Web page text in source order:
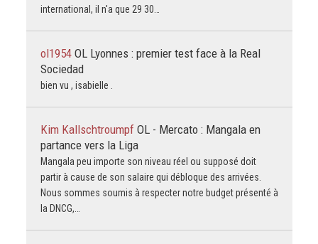
international, il n'a que 29 30…
ol1954 OL Lyonnes : premier test face à la Real
Sociedad
bien vu , isabielle .
Kim Kallschtroumpf OL - Mercato : Mangala en
partance vers la Liga
Mangala peu importe son niveau réel ou supposé doit
partir à cause de son salaire qui débloque des arrivées.
Nous sommes soumis à respecter notre budget présenté à
la DNCG,…